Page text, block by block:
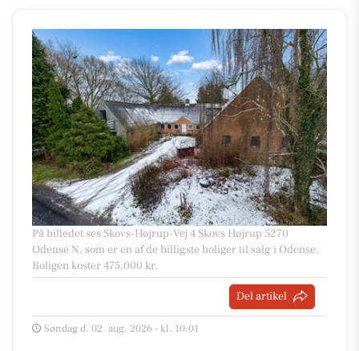
På billedet ses Skovs-Højrup-Vej 4 Skovs Højrup 5270
Odense N, som er en af de billigste boliger til salg i Odense.
Boligen koster 475.000 kr.
Del artikel
Søndag d. 02. aug. 2026 - kl. 10:01